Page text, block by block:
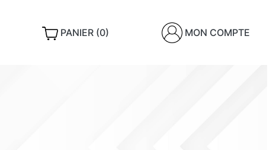
PANIER (0) MON COMPTE